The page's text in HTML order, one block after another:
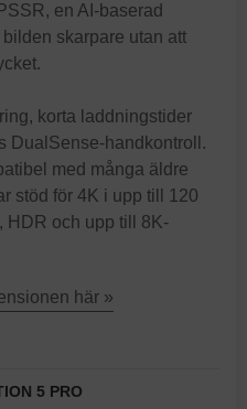
en AI-baserad
skarpare utan att
korta laddningstider
DualSense-handkontroll.
med många äldre
stöd för 4K i upp till 120
HDR och upp till 8K-
här »
5 PRO